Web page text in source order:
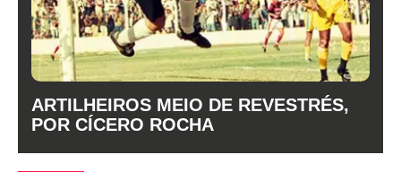
ARTILHEIROS MEIO DE REVESTRÉS,
POR CÍCERO ROCHA